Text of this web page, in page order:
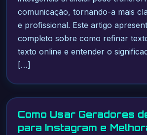
comunicação, tornando-a mais
e profissional. Este artigo
completo sobre como refinar
texto online e entender o
[…]
Como Usar Geradores
para Instagram e